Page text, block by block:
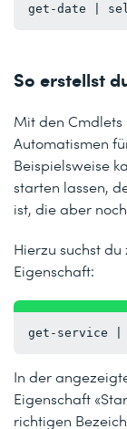
get-date |
So erstellst
Mit den Cmdlets
Automatismen
Beispielsweise
starten lassen,
ist, die aber
Hierzu suchst
Eigenschaft:
get-service |
In der
Eigenschaft
richtigen